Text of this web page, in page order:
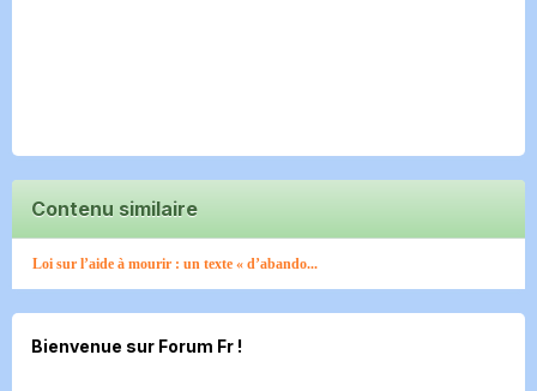
Contenu similaire
Loi sur l’aide à mourir : un texte « d’abando...
Bienvenue sur Forum Fr !